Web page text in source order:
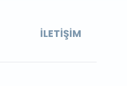
İLETIŞIM